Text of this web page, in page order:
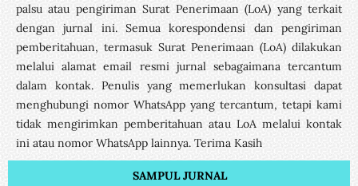
palsu atau pengiriman Surat Penerimaan (LoA) yang terkait
dengan jurnal ini. Semua korespondensi dan pengiriman
pemberitahuan, termasuk Surat Penerimaan (LoA) dilakukan
melalui alamat email resmi jurnal sebagaimana tercantum
dalam kontak. Penulis yang memerlukan konsultasi dapat
menghubungi nomor WhatsApp yang tercantum, tetapi kami
tidak mengirimkan pemberitahuan atau LoA melalui kontak
ini atau nomor WhatsApp lainnya. Terima Kasih
SAMPUL JURNAL